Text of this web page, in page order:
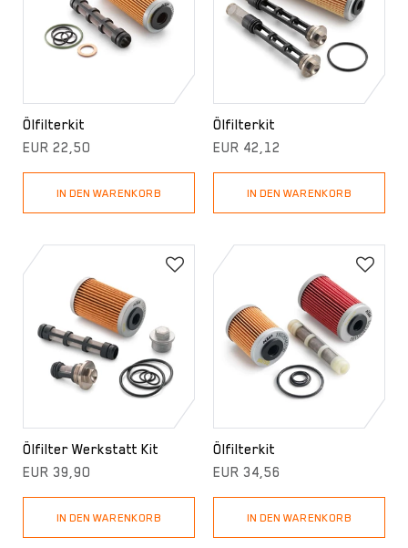
Ölfilterkit
EUR 22,50
IN DEN WARENKORB
Ölfilterkit
EUR 42,12
IN DEN WARENKORB
Ölfilter Werkstatt Kit
EUR 39,90
IN DEN WARENKORB
Ölfilterkit
EUR 34,56
IN DEN WARENKORB